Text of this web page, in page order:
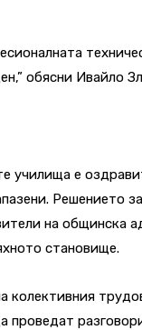
обясни Ивайло
училища е
Решението
на общинска
становище.
колективния